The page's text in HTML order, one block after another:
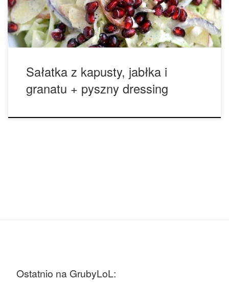
łyżki łuskanych nasion konopi 1 łyżeczka syropu […]
Sałatka z kapusty, jabłka i
granatu + pyszny dressing
Ostatnio na GrubyLoL: